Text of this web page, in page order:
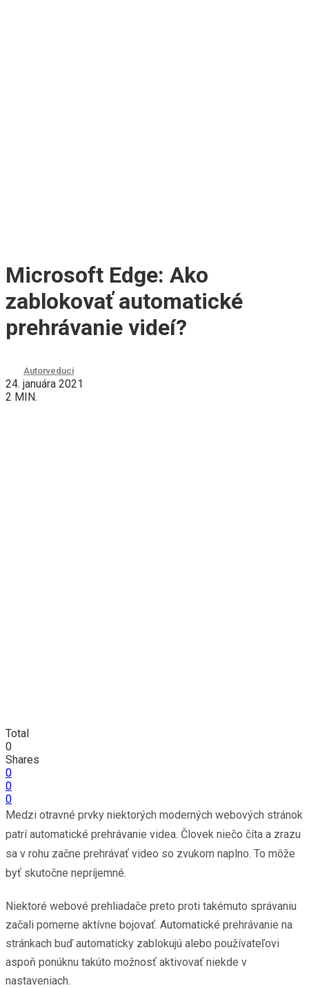
Microsoft Edge: Ako
zablokovať automatické
prehrávanie videí?
Autorveduci
24. januára 2021
2 MIN.
Total
0
Shares
0
0
0
Medzi otravné prvky niektorých moderných webových stránok
patrí automatické prehrávanie videa. Človek niečo číta a zrazu
sa v rohu začne prehrávať video so zvukom naplno. To môže
byť skutočne nepríjemné.
Niektoré webové prehliadače preto proti takémuto správaniu
začali pomerne aktívne bojovať. Automatické prehrávanie na
stránkach buď automaticky zablokujú alebo používateľovi
aspoň ponúknu takúto možnosť aktivovať niekde v
nastaveniach.